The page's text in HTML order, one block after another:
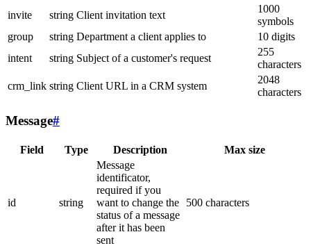
invite
string Client invitation text
1000
symbols
group
string Department a client applies to
10 digits
intent
string Subject of a customer's request
255
characters
crm_link string Client URL in a CRM system
2048
characters
Message#
Field Type Description Max size
id string
Message
identificator,
required if you
want to change the
status of a message
after it has been
sent
500 characters